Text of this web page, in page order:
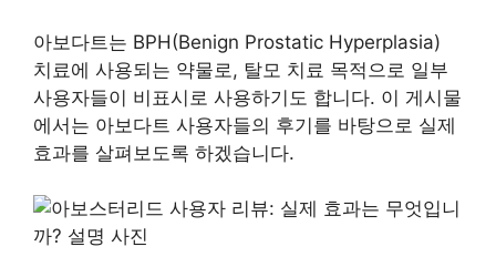
아보다트는 BPH(Benign Prostatic Hyperplasia)
치료에 사용되는 약물로, 탈모 치료 목적으로 일부
사용자들이 비표시로 사용하기도 합니다. 이 게시물
에서는 아보다트 사용자들의 후기를 바탕으로 실제
효과를 살펴보도록 하겠습니다.